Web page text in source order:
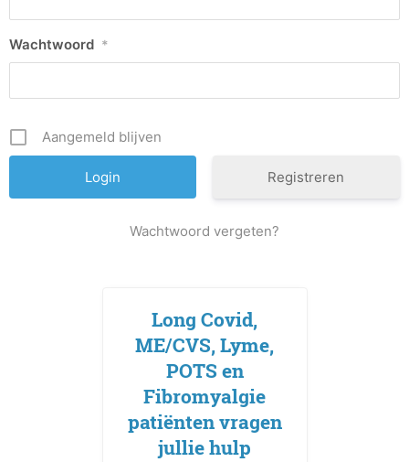
Wachtwoord *
Aangemeld blijven
Registreren
Wachtwoord vergeten?
Long Covid,
ME/CVS, Lyme,
POTS en
Fibromyalgie
patiënten vragen
jullie hulp